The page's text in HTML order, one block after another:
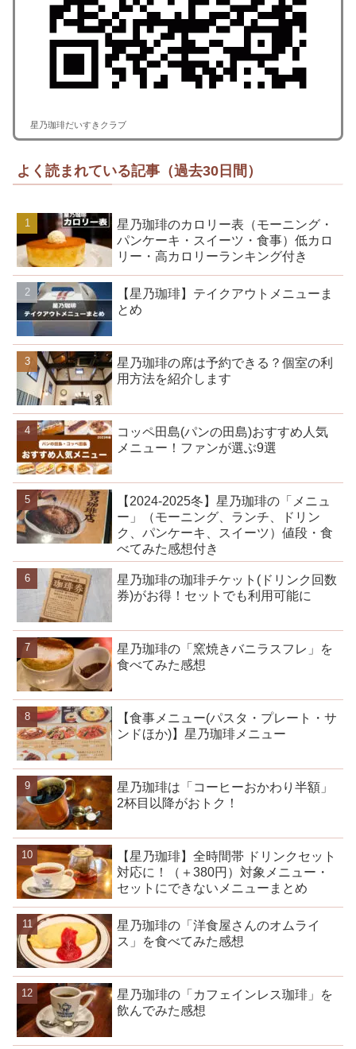
星乃珈琲だいすきクラブ
よく読まれている記事（過去30日間）
星乃珈琲のカロリー表（モーニング・
パンケーキ・スイーツ・食事）低カロ
リー・高カロリーランキング付き
【星乃珈琲】テイクアウトメニューま
とめ
星乃珈琲の席は予約できる？個室の利
用方法を紹介します
コッペ田島(パンの田島)おすすめ人気
メニュー！ファンが選ぶ9選
【2024-2025冬】星乃珈琲の「メニュ
ー」（モーニング、ランチ、ドリン
ク、パンケーキ、スイーツ）値段・食
べてみた感想付き
星乃珈琲の珈琲チケット(ドリンク回数
券)がお得！セットでも利用可能に
星乃珈琲の「窯焼きバニラスフレ」を
食べてみた感想
【食事メニュー(パスタ・プレート・サ
ンドほか)】星乃珈琲メニュー
星乃珈琲は「コーヒーおかわり半額」
2杯目以降がおトク！
【星乃珈琲】全時間帯 ドリンクセット
対応に！（＋380円）対象メニュー・
セットにできないメニューまとめ
星乃珈琲の「洋食屋さんのオムライ
ス」を食べてみた感想
星乃珈琲の「カフェインレス珈琲」を
飲んでみた感想